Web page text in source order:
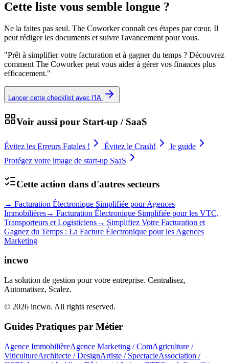
Cette liste vous semble longue ?
Ne la faites pas seul. The Coworker connaît ces étapes par cœur. Il
peut rédiger les documents et suivre l'avancement pour vous.
"Prêt à simplifier votre facturation et à gagner du temps ? Découvrez
comment The Coworker peut vous aider à gérer vos finances plus
efficacement."
Lancer cette checklist avec l'IA
Voir aussi pour Start-up / SaaS
Évitez les Erreurs Fatales ! Évitez le Crash!
le guide
Protégez votre image de start-up SaaS
Cette action dans d'autres secteurs
→ Facturation Électronique Simplifiée pour Agences
Immobilières→ Facturation Électronique Simplifiée pour les VTC,
Transporteurs et Logisticiens→ Simplifiez Votre Facturation et
Gagnez du Temps : La Facture Électronique pour les Agences
Marketing
incwo
La solution de gestion pour votre entreprise. Centralisez,
Automatisez, Scalez.
© 2026 incwo. All rights reserved.
Guides Pratiques par Métier
Agence ImmobilièreAgence Marketing / ComAgriculture /
ViticultureArchitecte / DesignArtiste / SpectacleAssociation /